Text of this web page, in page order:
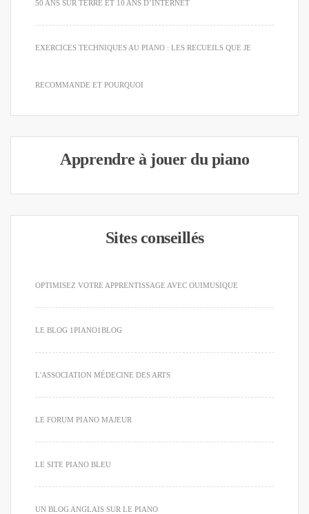
50 ANS SUR TERRE ET 10 ANS D’INTERNET
EXERCICES TECHNIQUES AU PIANO : LES RECUEILS QUE JE
RECOMMANDE ET POURQUOI
Apprendre à jouer du piano
Sites conseillés
OPTIMISEZ VOTRE APPRENTISSAGE AVEC OUIMUSIQUE
LE BLOG 1PIANO1BLOG
L'ASSOCIATION MÉDECINE DES ARTS
LE FORUM PIANO MAJEUR
LE SITE PIANO BLEU
UN BLOG ANGLAIS SUR LE PIANO